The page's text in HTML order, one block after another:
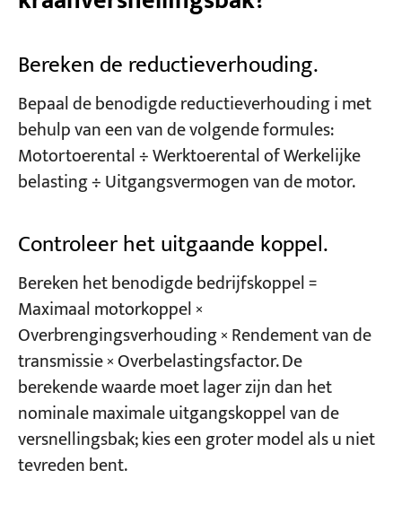
Bereken de reductieverhouding.
Bepaal de benodigde reductieverhouding i met
behulp van een van de volgende formules:
Motortoerental ÷ Werktoerental of Werkelijke
belasting ÷ Uitgangsvermogen van de motor.
Controleer het uitgaande koppel.
Bereken het benodigde bedrijfskoppel =
Maximaal motorkoppel ×
Overbrengingsverhouding × Rendement van de
transmissie × Overbelastingsfactor. De
berekende waarde moet lager zijn dan het
nominale maximale uitgangskoppel van de
versnellingsbak; kies een groter model als u niet
tevreden bent.